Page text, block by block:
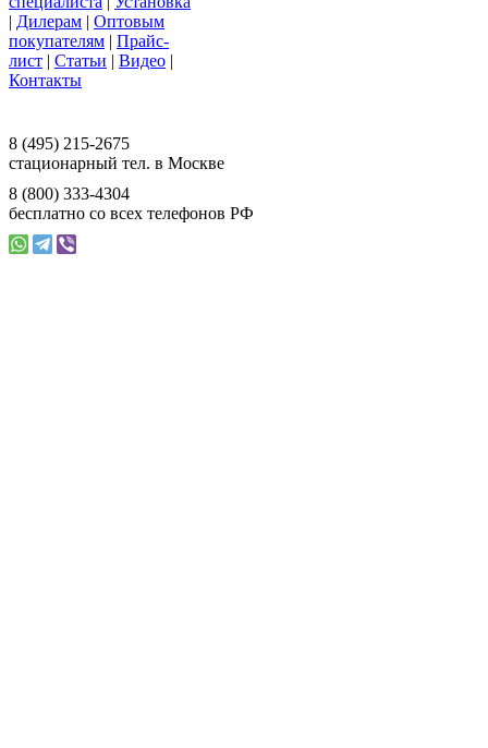
| Дилерам | Оптовым
покупателям | Прайс-
лист | Статьи | Видео |
Контакты
8 (495) 215-2675
стационарный тел. в Москве
8 (800) 333-4304
бесплатно со всех телефонов РФ